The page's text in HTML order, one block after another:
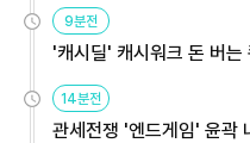
9분전
'캐시딜' 캐시워크 돈 버는
14분전
관세전쟁 '엔드게임' 윤곽